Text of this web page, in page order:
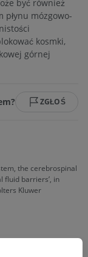
być również
płynu mózgowo-
kosmki,
górnej
ZGŁOŚ
the cerebrospinal
fluid barriers’, in
Kluwer